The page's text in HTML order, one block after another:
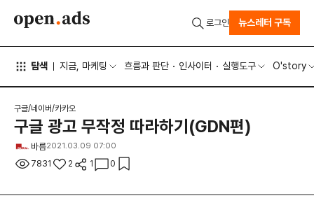
탐색 지금, 마케팅 흐름과 판단 인사이터 실행도구 O'story
로그인 뉴스레터 구독
구글/네이버/카카오
구글 광고 무작정 따라하기(GDN편)
바름2021.03.09 07:00
7831 2 1 0